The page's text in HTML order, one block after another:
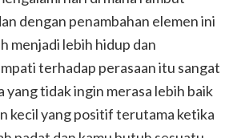
dengan penambahan elemen ini
menjadi lebih hidup dan
terhadap perasaan itu sangat
yang tidak ingin merasa lebih baik
kecil yang positif terutama ketika